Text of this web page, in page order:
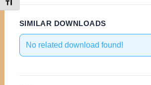
Betűméret váltása
SIMILAR DOWNLOADS
No related download found!